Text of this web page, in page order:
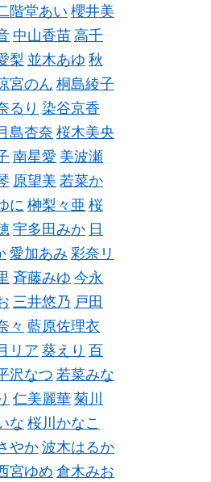
階堂あい 櫻井美
中山香苗 高千
梨 並木あゆ 秋
宮のん 桐島綾子
るり 染谷京香
島杏奈 桜木美央
南星愛 美波瀬
原望美 若菜か
に 榊梨々亜 桜
宇多田みか 日
愛加あみ 彩奈リ
斉藤みゆ 今永
三井悠乃 戸田
々 藍原佐理衣
リア 葵えり 百
沢なつ 若菜みな
仁美麗華 菊川
な 桜川かなこ
やか波木はるか
宮ゆめ 倉木みお